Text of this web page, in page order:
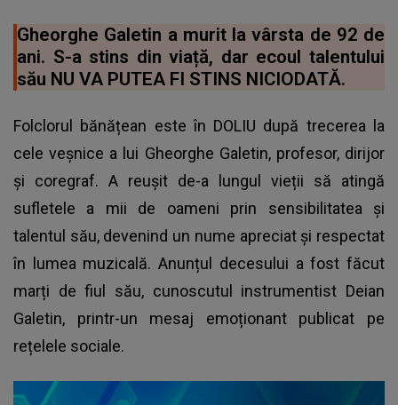
Gheorghe Galetin a murit la vârsta de 92 de
ani. S-a stins din viață, dar ecoul talentului
său NU VA PUTEA FI STINS NICIODATĂ.
Folclorul bănățean este în DOLIU după trecerea la
cele veșnice a lui Gheorghe Galetin, profesor, dirijor
și coregraf. A reușit de-a lungul vieții să atingă
sufletele a mii de oameni prin sensibilitatea și
talentul său, devenind un nume apreciat și respectat
în lumea muzicală. Anunțul decesului a fost făcut
marți de fiul său, cunoscutul instrumentist Deian
Galetin, printr-un mesaj emoționant publicat pe
rețelele sociale.